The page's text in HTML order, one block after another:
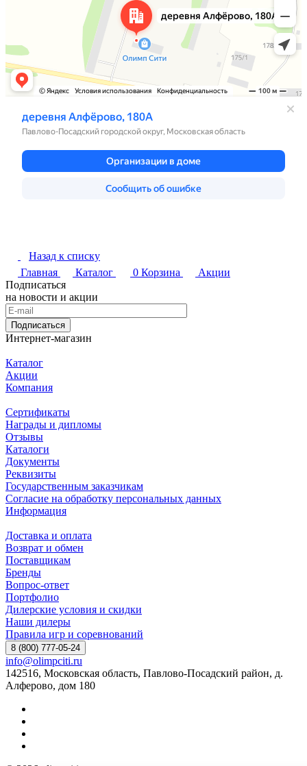
Назад к списку
Главная
Каталог 0 Корзина
Акции
Подписаться
на новости и акции
Подписаться
Интернет-магазин
Каталог
Акции
Компания
Сертификаты
Награды и дипломы
Отзывы
Каталоги
Документы
Реквизиты
Государственным заказчикам
Согласие на обработку персональных данных
Информация
Доставка и оплата
Возврат и обмен
Поставщикам
Бренды
Вопрос-ответ
Портфолио
Дилерские условия и скидки
Наши дилеры
Правила игр и соревнований
8 (800) 777-05-24
info@olimpciti.ru
142516, Московская область, Павлово-Посадский район, д.
Алферово, дом 180